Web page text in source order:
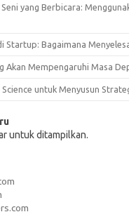
yang Berbicara:
Startup: Bagaimana
Akan Mempengaruhi Masa
untuk Menyusun
untuk ditampilkan.